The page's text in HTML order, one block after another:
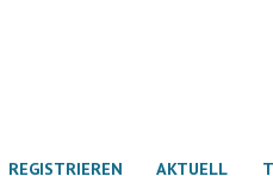
REGISTRIEREN AKTUELL